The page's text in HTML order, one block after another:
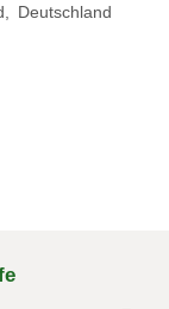
Deutschland